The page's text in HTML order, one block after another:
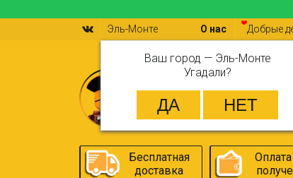
Эль-Монте
Ваш город — Эль-Монте
Угадали?
О нас Добрые
Бесплатная
доставка